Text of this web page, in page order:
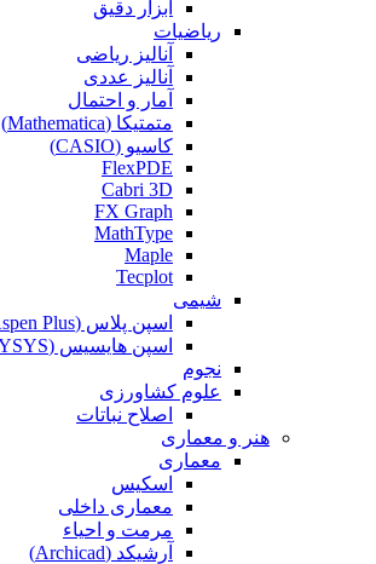
ابزار دقیق
ریاضیات
آنالیز ریاضی
آنالیز عددی
آمار و احتمال
متمتیکا (Mathematica)
کاسیو (CASIO)
FlexPDE
Cabri 3D
FX Graph
MathType
Maple
Tecplot
شیمی
اسپن پلاس (Aspen Plus)
اسپن هایسیس (Aspen HYSYS)
نجوم
علوم کشاورزی
اصلاح نباتات
هنر و معماری
معماری
اسکیس
معماری داخلی
مرمت و احیاء
آرشیکد (Archicad)